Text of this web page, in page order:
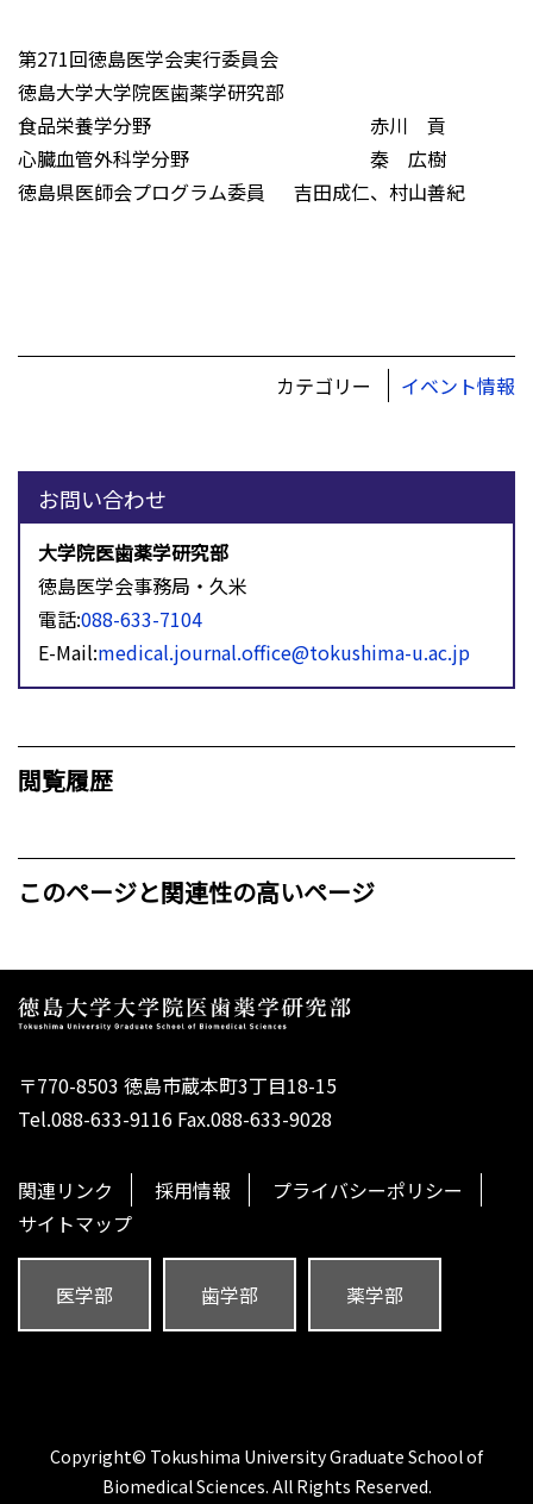
第271回徳島医学会実行委員会
徳島大学大学院医歯薬学研究部
食品栄養学分野 赤川 貢
心臓血管外科学分野 秦 広樹
徳島県医師会プログラム委員 吉田成仁、村山善紀
カテゴリー イベント情報
お問い合わせ
大学院医歯薬学研究部
徳島医学会事務局・久米
電話:088-633-7104
E-Mail:medical.journal.office@tokushima-u.ac.jp
閲覧履歴
このページと関連性の高いページ
〒770-8503 徳島市蔵本町3丁目18-15
Tel.088-633-9116 Fax.088-633-9028
関連リンク 採用情報
プライバシーポリシー
サイトマップ
医学部 歯学部 薬学部
Copyright© Tokushima University Graduate School of
Biomedical Sciences. All Rights Reserved.